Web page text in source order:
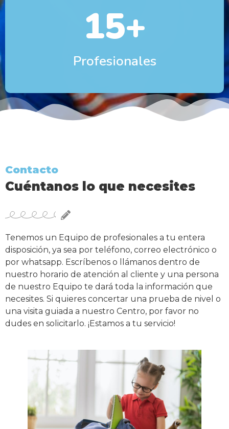
Profesionales
15+
Contacto
Cuéntanos lo que necesites
Tenemos un Equipo de profesionales a tu entera
disposición, ya sea por teléfono, correo electrónico o
por whatsapp. Escríbenos o llámanos dentro de
nuestro horario de atención al cliente y una persona
de nuestro Equipo te dará toda la información que
necesites. Si quieres concertar una prueba de nivel o
una visita guiada a nuestro Centro, por favor no
dudes en solicitarlo. ¡Estamos a tu servicio!